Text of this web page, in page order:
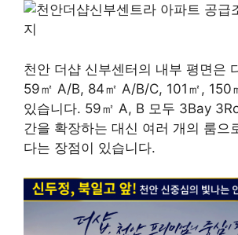
천안 더샵 신부센터의 내부 평면은
59㎡ A/B, 84㎡ A/B/C, 101㎡, 150
있습니다. 59㎡ A, B 모두 3Bay
간을 확장하는 대신 여러 개의 룸으
다는 장점이 있습니다.